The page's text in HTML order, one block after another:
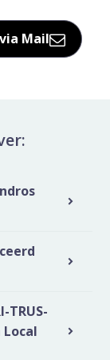
Mail
Delen via de
TRUS-